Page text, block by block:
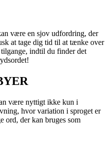
være en sjov udfordring, der
at tage dig tid til at tænke over
indtil du finder det
være nyttigt ikke kun i
hvor variation i sproget er
ord, der kan bruges som